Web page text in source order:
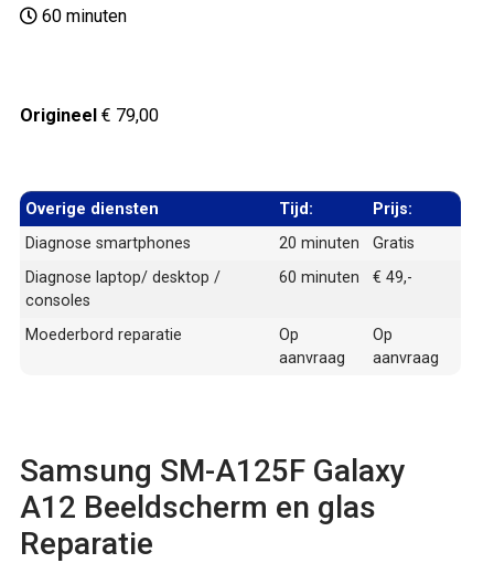
60 minuten
Origineel € 79,00
Overige diensten Tijd:
Prijs:
Diagnose smartphones
20 minuten
Gratis
Diagnose laptop/ desktop /
consoles
60 minuten € 49,-
Moederbord reparatie
Op
aanvraag
Op
aanvraag
Samsung SM-A125F Galaxy
A12 Beeldscherm en glas
Reparatie